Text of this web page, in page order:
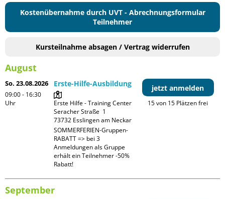
Kostenübernahme durch UVT - Abrechnungsformular
Teilnehmer
Kursteilnahme absagen / Vertrag widerrufen
August
So. 23.08.2026
09:00 - 16:30
Uhr
Erste-Hilfe-Ausbildung
Erste Hilfe - Training Center
Seracher Straße  1
SOMMERFERIEN-Gruppen-
RABATT => bei 3
Anmeldungen als Gruppe
erhält ein Teilnehmer -50%
Rabatt!
jetzt anmelden
15 von 15 Plätzen frei
September